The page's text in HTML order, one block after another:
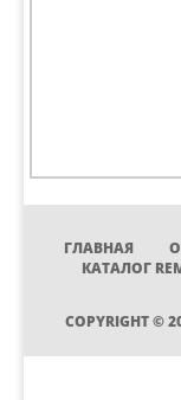
ГЛАВНАЯ
КАТАЛОГ
COPYRIGHT ©